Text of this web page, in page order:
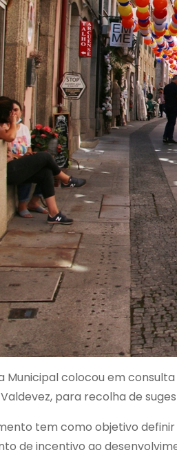
Municipal colocou em
para recolha de
tem como objetivo
de incentivo ao